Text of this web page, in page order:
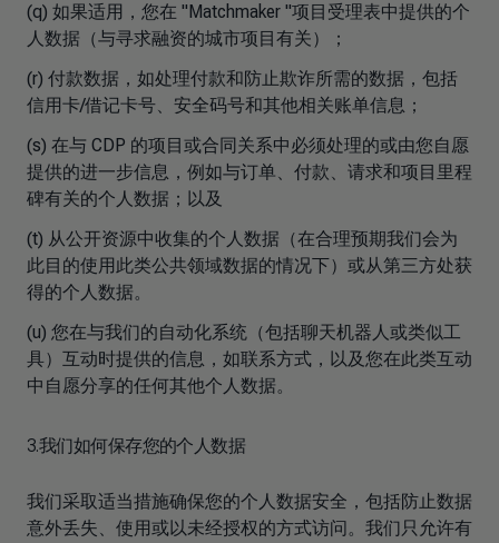
(q) 如果适用，您在 "Matchmaker "项目受理表中提供的个
人数据（与寻求融资的城市项目有关）；
(r) 付款数据，如处理付款和防止欺诈所需的数据，包括
信用卡/借记卡号、安全码号和其他相关账单信息；
(s) 在与 CDP 的项目或合同关系中必须处理的或由您自愿
提供的进一步信息，例如与订单、付款、请求和项目里程
碑有关的个人数据；以及
(t) 从公开资源中收集的个人数据（在合理预期我们会为
此目的使用此类公共领域数据的情况下）或从第三方处获
得的个人数据。
(u) 您在与我们的自动化系统（包括聊天机器人或类似工
具）互动时提供的信息，如联系方式，以及您在此类互动
中自愿分享的任何其他个人数据。
3.我们如何保存您的个人数据
我们采取适当措施确保您的个人数据安全，包括防止数据
意外丢失、使用或以未经授权的方式访问。我们只允许有